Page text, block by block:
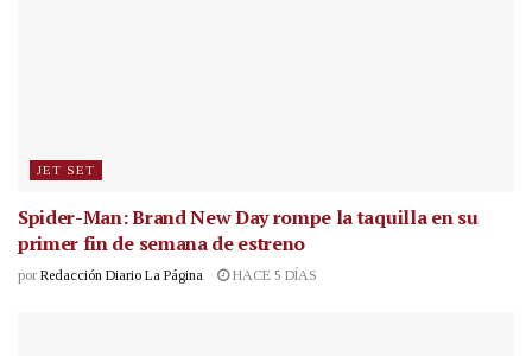
JET SET
Spider-Man: Brand New Day rompe la taquilla en su
primer fin de semana de estreno
por Redacción Diario La Página HACE 5 DÍAS